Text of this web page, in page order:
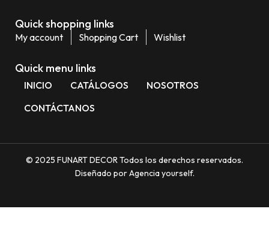
Quick shopping links
My account Shopping Cart Wishlist
Quick menu links
INICIO CATÁLOGOS
NOSOTROS
CONTÁCTANOS
© 2025 FUNART DECOR Todos los derechos reservados.
Diseñado por Agencia yourself.